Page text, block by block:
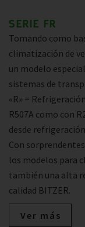
SERIE FR
Tomando como
climatización de
un modelo
sistemas de
«R» =
R507A como con
desde
Con
los modelos para
también una alta
calidad BITZER.
Ver más